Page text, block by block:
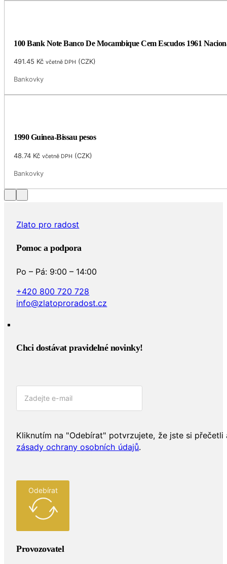
100 Bank Note Banco De Mocambique Cem Escudos 1961
491.45 Kč včetně DPH (CZK)
Bankovky
1990 Guinea-Bissau pesos
48.74 Kč včetně DPH (CZK)
Bankovky
Zlato pro radost
Pomoc a podpora
Po – Pá: 9:00 – 14:00
+420 800 720 728
info@zlatoproradost.cz
Chci dostávat pravidelné novinky!​
Kliknutím na "Odebírat" potvrzujete, že jste si přečetli
zásady ochrany osobních údajů.
Odebírat
Provozovatel